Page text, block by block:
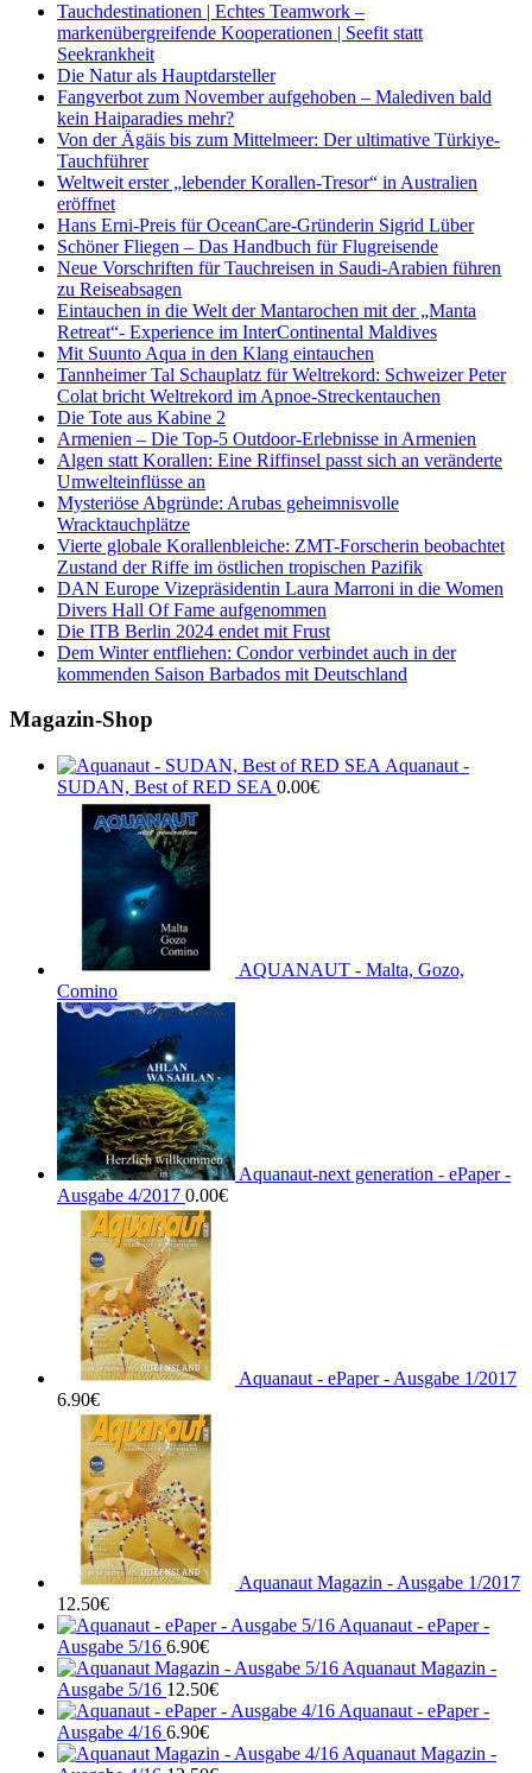
Tauchdestinationen | Echtes Teamwork –
markenübergreifende Kooperationen | Seefit statt
Seekrankheit
Die Natur als Hauptdarsteller
Fangverbot zum November aufgehoben – Malediven bald
kein Haiparadies mehr?
Von der Ägäis bis zum Mittelmeer: Der ultimative Türkiye-
Tauchführer
Weltweit erster „lebender Korallen-Tresor“ in Australien
eröffnet
Hans Erni-Preis für OceanCare-Gründerin Sigrid Lüber
Schöner Fliegen – Das Handbuch für Flugreisende
Neue Vorschriften für Tauchreisen in Saudi-Arabien führen
zu Reiseabsagen
Eintauchen in die Welt der Mantarochen mit der „Manta
Retreat“- Experience im InterContinental Maldives
Mit Suunto Aqua in den Klang eintauchen
Tannheimer Tal Schauplatz für Weltrekord: Schweizer Peter
Colat bricht Weltrekord im Apnoe-Streckentauchen
Die Tote aus Kabine 2
Armenien – Die Top-5 Outdoor-Erlebnisse in Armenien
Algen statt Korallen: Eine Riffinsel passt sich an veränderte
Umwelteinflüsse an
Mysteriöse Abgründe: Arubas geheimnisvolle
Wracktauchplätze
Vierte globale Korallenbleiche: ZMT-Forscherin beobachtet
Zustand der Riffe im östlichen tropischen Pazifik
DAN Europe Vizepräsidentin Laura Marroni in die Women
Divers Hall Of Fame aufgenommen
Die ITB Berlin 2024 endet mit Frust
Dem Winter entfliehen: Condor verbindet auch in der
kommenden Saison Barbados mit Deutschland
Magazin-Shop
Aquanaut -
SUDAN, Best of RED SEA 0.00€
AQUANAUT - Malta, Gozo,
Comino
Aquanaut-next generation - ePaper -
Ausgabe 4/2017 0.00€
Aquanaut - ePaper - Ausgabe 1/2017
6.90€
Aquanaut Magazin - Ausgabe 1/2017
12.50€
Aquanaut - ePaper -
Ausgabe 5/16 6.90€
Aquanaut Magazin -
Ausgabe 5/16 12.50€
Aquanaut - ePaper -
Ausgabe 4/16 6.90€
Aquanaut Magazin -